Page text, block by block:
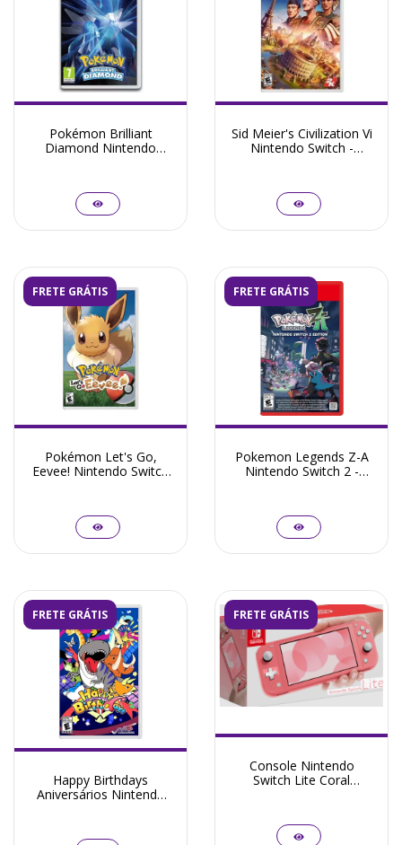
Pokémon Brilliant
Diamond Nintendo
Sid Meier's Civilization Vi
Nintendo Switch -
FRETE GRÁTIS
Pokémon Let's Go,
Eevee! Nintendo Switch
FRETE GRÁTIS
Pokemon Legends Z-A
Nintendo Switch 2 -
FRETE GRÁTIS
Happy Birthdays
Aniversários Nintendo
FRETE GRÁTIS
Console Nintendo
Switch Lite Coral
ZG! - Seminovo